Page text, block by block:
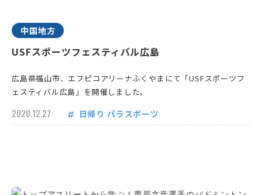
中国地方
USFスポーツフェスティバル広島
広島県福山市、エフピコアリーナふくやまにて「USFスポーツフ
ェスティバル広島」を開催しました。
2020.12.27 日帰り パラスポーツ